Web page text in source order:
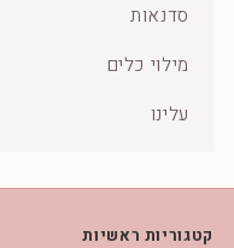
סדנאות
Expand
submenu
מילוי כלים
עלינו
Expand
קטגוריות ראשיות